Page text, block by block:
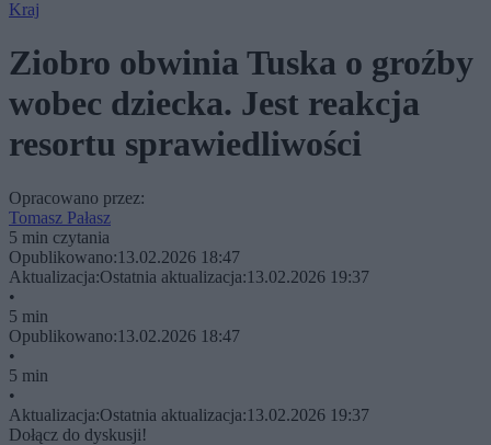
Kraj
Ziobro obwinia Tuska o groźby
wobec dziecka. Jest reakcja
resortu sprawiedliwości
Opracowano przez:
Tomasz Pałasz
5 min czytania
Opublikowano:13.02.2026 18:47
Aktualizacja:Ostatnia aktualizacja:13.02.2026 19:37
•
5 min
Opublikowano:13.02.2026 18:47
•
5 min
•
Aktualizacja:Ostatnia aktualizacja:13.02.2026 19:37
Dołącz do dyskusji!